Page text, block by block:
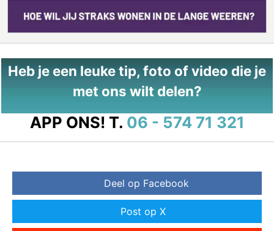
Heb je een leuke tip, foto of video die je
met ons wilt delen?
APP ONS! T. 06 - 574 71 321
Deel op Facebook
Post op X